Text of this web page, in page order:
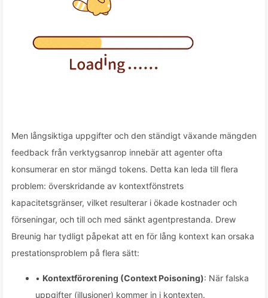
Men långsiktiga uppgifter och den ständigt växande mängden
feedback från verktygsanrop innebär att agenter ofta
konsumerar en stor mängd tokens. Detta kan leda till flera
problem: överskridande av kontextfönstrets
kapacitetsgränser, vilket resulterar i ökade kostnader och
förseningar, och till och med sänkt agentprestanda. Drew
Breunig har tydligt påpekat att en för lång kontext kan orsaka
prestationsproblem på flera sätt:
• Kontextförorening (Context Poisoning): När falska
uppgifter (illusioner) kommer in i kontexten.